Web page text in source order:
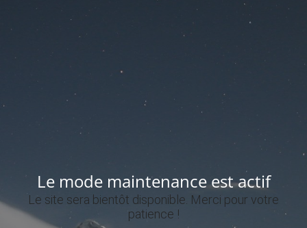
Le mode maintenance est actif
Le site sera bientôt disponible. Merci pour votre
patience !